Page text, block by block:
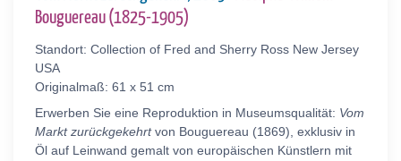
Bouguereau (1825-1905)
Standort: Collection of Fred and Sherry Ross New Jersey
USA
Originalmaß: 61 x 51 cm
Erwerben Sie eine Reproduktion in Museumsqualität: Vom
Markt zurückgekehrtvon Bouguereau (1869), exklusiv in
Öl auf Leinwand gemalt von europäischen Künstlern mit